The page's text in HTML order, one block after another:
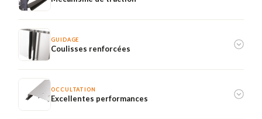
GUIDAGE
Coulisses renforcées
OCCULTATION
Excellentes performances